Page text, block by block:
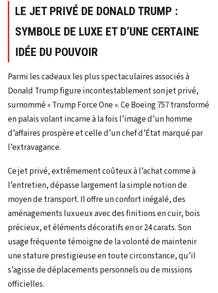
LE JET PRIVÉ DE DONALD TRUMP :
SYMBOLE DE LUXE ET D’UNE CERTAINE
IDÉE DU POUVOIR
Parmi les cadeaux les plus spectaculaires associés à
Donald Trump figure incontestablement son jet privé,
surnommé « Trump Force One ». Ce Boeing 757 transformé
en palais volant incarne à la fois l’image d’un homme
d’affaires prospère et celle d’un chef d’État marqué par
l’extravagance.
Ce jet privé, extrêmement coûteux à l’achat comme à
l’entretien, dépasse largement la simple notion de
moyen de transport. Il offre un confort inégalé, des
aménagements luxueux avec des finitions en cuir, bois
précieux, et éléments décoratifs en or 24 carats. Son
usage fréquente témoigne de la volonté de maintenir
une stature prestigieuse en toute circonstance, qu’il
s’agisse de déplacements personnels ou de missions
officielles.